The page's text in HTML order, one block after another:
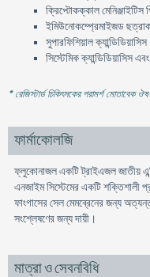
ক্রিপ্টোকক্কাল মেনিঞ্জাইটিস
ইমিউনোকম্প্রেমাইজড
সুপারফিশিয়াল ক্যান্ডিডিয়াসিস
সিস্টেমিক ক্যান্ডিডিয়াসিস
* রেজিস্টার্ড চিকিৎসকের পরামর্শ মোতাবেক
ফার্মাকোলজি
ফ্লুকোনাজল একটি ট্রাইএজল জাতীয়
এনজাইম সিস্টেমের একটি
ফাংগাসের সেল মেমব্রেনের জন্য
সংশ্লেষণের জন্য দায়ী।
মাত্রা ও সেবনবিধি